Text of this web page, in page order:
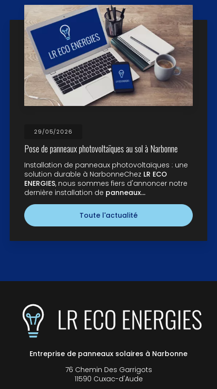
29/05/2026
Pose de panneaux photovoltaïques au sol à Narbonne
Installation de panneaux photovoltaïques : une
solution durable à NarbonneChez LR ECO
ENERGIES, nous sommes fiers d'annoncer notre
dernière installation de panneaux…
Toute l'actualité
Entreprise de panneaux solaires à Narbonne
76 Chemin Des Garrigots
11590 Cuxac-d'Aude